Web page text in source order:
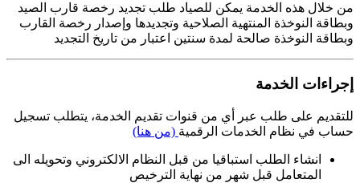
من خلال هذه الخدمة يمكن للصياد طلب تجديد رخصة قارب الصيد
وبطاقة النوخذة المنتهية الصلاحية وتجديدها وإصدار رخصة القارب
وبطاقة النوخذة صالحة لمدة سنتين اعتبار من تاريخ التجديد
إجراءات الخدمة
للتقديم على طلب عبر أي من قنوات تقديم الخدمة، يتطلب تسجيل
حساب في نظام الخدمات الرقمية (من هنا)
انشاء الطلب استباقيا من قبل النظام الالكتروني وتحويله الى
المتعامل قبل شهر من نهاية الترخيص